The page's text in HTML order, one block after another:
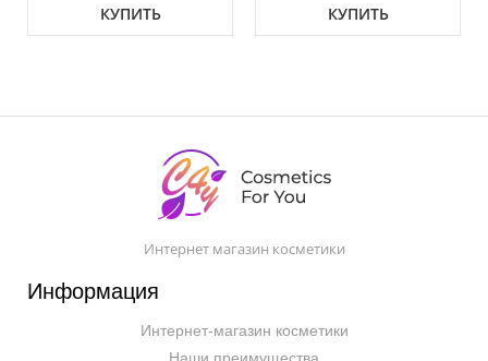
КУПИТЬ КУПИТЬ
Интернет магазин косметики
Информация
Интернет-магазин косметики